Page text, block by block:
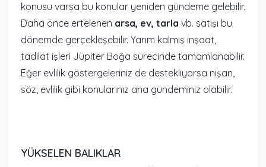
konusu varsa bu konular yeniden gündeme gelebilir.
Daha önce ertelenen arsa, ev, tarla vb. satışı bu
dönemde gerçekleşebilir. Yarım kalmış inşaat,
tadilat işleri Jüpiter Boğa sürecinde tamamlanabilir.
Eğer evlilik göstergeleriniz de destekliyorsa nişan,
söz, evlilik gibi konularınız ana gündeminiz olabilir.
YÜKSELEN BALIKLAR